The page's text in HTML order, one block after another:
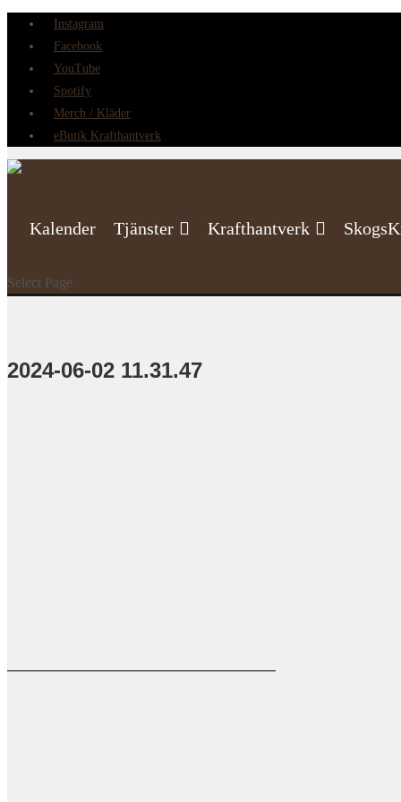
Instagram
Facebook
YouTube
Spotify
Merch / Kläder
eButik Krafthantverk
Kalender Tjänster Krafthantverk
Select Page
2024-06-02 11.31.47